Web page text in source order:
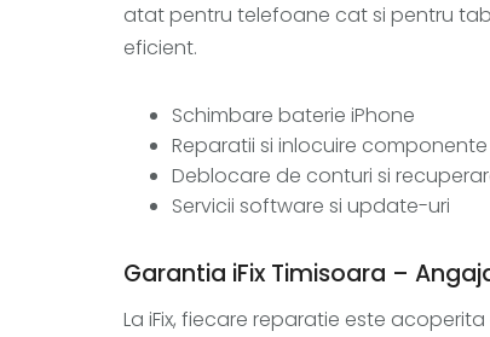
atat pentru telefoane cat si pentru
eficient.
Schimbare baterie iPhone
Reparatii si inlocuire componente
Deblocare de conturi si
Servicii software si update-uri
Garantia iFix Timisoara –
La iFix, fiecare reparatie este